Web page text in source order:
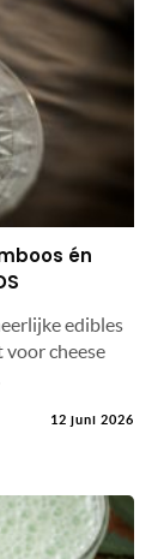
én
edibles
voor cheese
12 juni 2026